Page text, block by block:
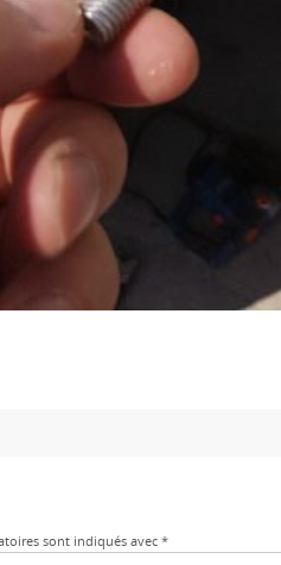
sont indiqués avec*